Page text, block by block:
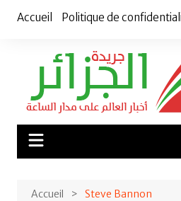
Accueil Politique de
Accueil Steve Bannon